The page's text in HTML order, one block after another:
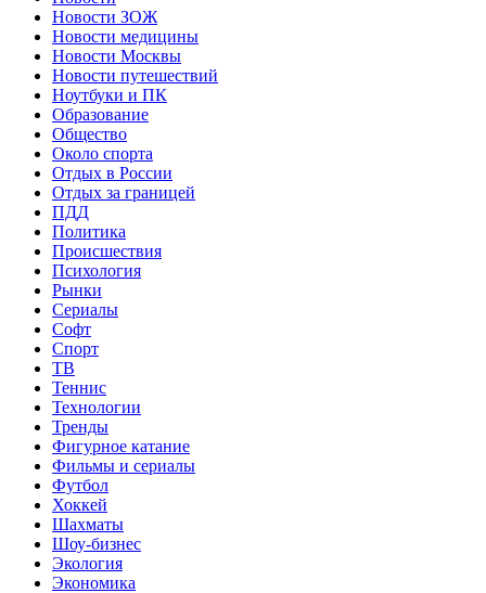
Новости ЗОЖ
Новости медицины
Новости Москвы
Новости путешествий
Ноутбуки и ПК
Образование
Общество
Около спорта
Отдых в России
Отдых за границей
ПДД
Политика
Происшествия
Психология
Рынки
Сериалы
Софт
Спорт
ТВ
Теннис
Технологии
Тренды
Фигурное катание
Фильмы и сериалы
Футбол
Хоккей
Шахматы
Шоу-бизнес
Экология
Экономика